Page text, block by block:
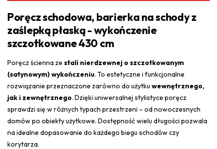
Poręcz schodowa, barierka na schody z
zaślepką płaską - wykończenie
szczotkowane 430 cm
Poręcz ścienna ze stali nierdzewnej o szczotkowanym
(satynowym) wykończeniu. To estetyczne i funkcjonalne
rozwiązanie przeznaczone zarówno do użytku wewnętrznego,
jak i zewnętrznego. Dzięki uniwersalnej stylistyce poręcz
sprawdzi się w różnych typach przestrzeni – od nowoczesnych
domów po obiekty użytkowe. Dostępność wielu długości pozwala
na idealne dopasowanie do każdego biegu schodów czy
korytarza.